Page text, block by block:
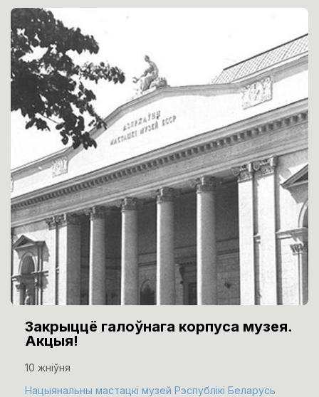
Закрыццё галоўнага корпуса музея.
Акцыя!
10 жніўня
Нацыянальны мастацкі музей Рэспублікі Беларусь